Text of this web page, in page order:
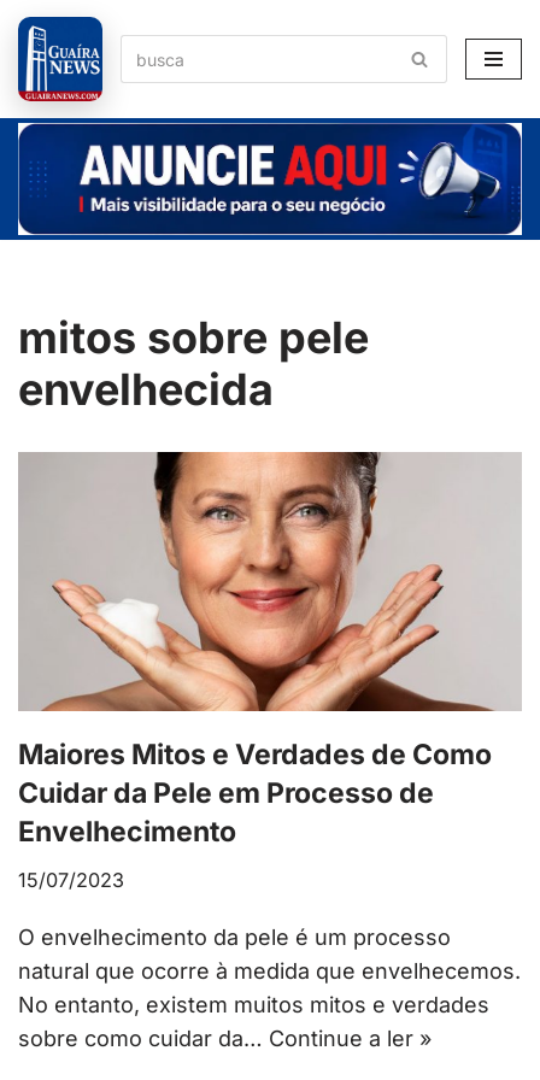
Pular
para
o
conteúdo
mitos sobre pele
envelhecida
Maiores Mitos e Verdades de Como
Cuidar da Pele em Processo de
Envelhecimento
15/07/2023
O envelhecimento da pele é um processo
natural que ocorre à medida que envelhecemos.
No entanto, existem muitos mitos e verdades
sobre como cuidar da… Continue a ler »